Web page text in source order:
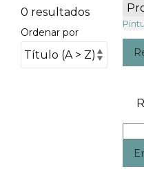
0 resultados
Ordenar por